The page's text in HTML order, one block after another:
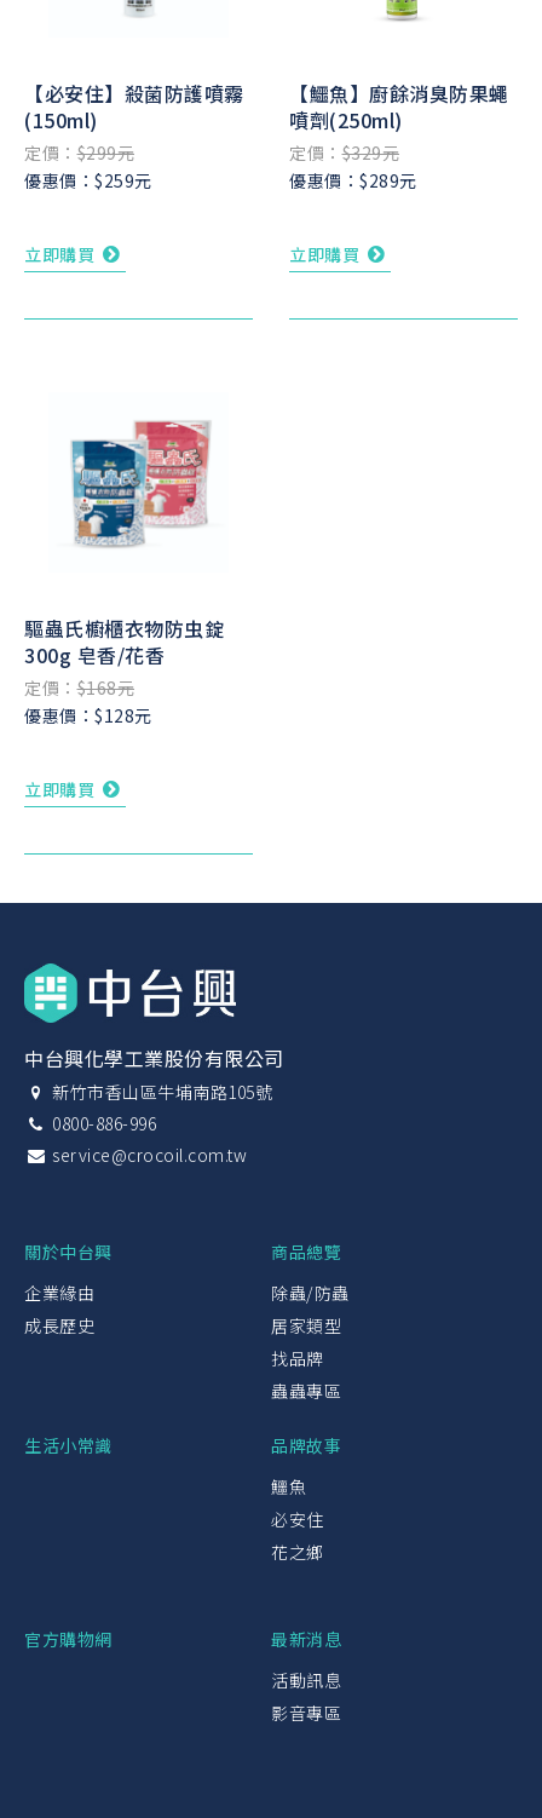
【必安住】殺菌防護噴霧
(150ml)
定價：$299元
優惠價：$259元
立即購買
【鱷魚】廚餘消臭防果蠅
噴劑(250ml)
定價：$329元
優惠價：$289元
立即購買
驅蟲氏櫥櫃衣物防虫錠
300g 皂香/花香
定價：$168元
優惠價：$128元
立即購買
中台興化學工業股份有限公司
新竹市香山區牛埔南路105號
0800-886-996
service@crocoil.com.tw
關於中台興
企業緣由
成長歷史
商品總覽
除蟲/防蟲
居家類型
找品牌
蟲蟲專區
生活小常識
品牌故事
鱷魚
必安住
花之鄉
官方購物網
最新消息
活動訊息
影音專區